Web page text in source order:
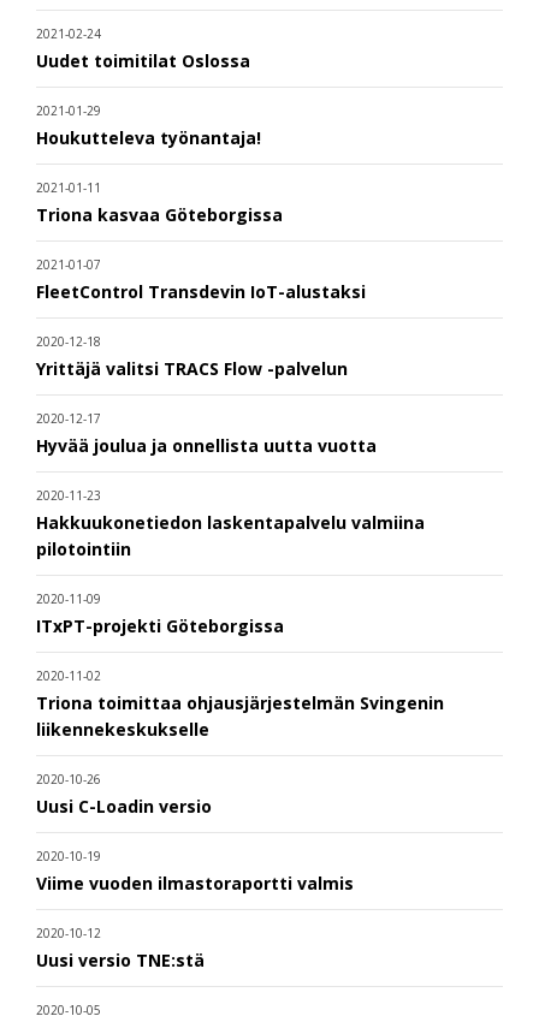
2021-02-24
Uudet toimitilat Oslossa
2021-01-29
Houkutteleva työnantaja!
2021-01-11
Triona kasvaa Göteborgissa
2021-01-07
FleetControl Transdevin IoT-alustaksi
2020-12-18
Yrittäjä valitsi TRACS Flow -palvelun
2020-12-17
Hyvää joulua ja onnellista uutta vuotta
2020-11-23
Hakkuukonetiedon laskentapalvelu valmiina
pilotointiin
2020-11-09
ITxPT-projekti Göteborgissa
2020-11-02
Triona toimittaa ohjausjärjestelmän Svingenin
liikennekeskukselle
2020-10-26
Uusi C-Loadin versio
2020-10-19
Viime vuoden ilmastoraportti valmis
2020-10-12
Uusi versio TNE:stä
2020-10-05